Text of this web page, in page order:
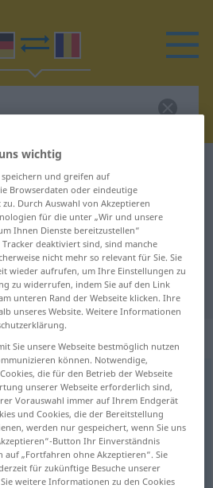
Übersetzung
: Neutrum, sächlich
<Mannequins;Mannequins>
anklicken/antippen)
wichtig
und greifen auf
Browserdaten oder eindeutige
Durch Auswahl von Akzeptieren
für die unter „Wir und unsere
Ihnen Dienste bereitzustellen“
deaktiviert sind, sind manche
nicht mehr so relevant für Sie. Sie
wieder aufrufen, um Ihre Einstellungen zu
zu widerrufen, indem Sie auf den Link
unteren Rand der Webseite klicken. Ihre
unseres Website. Weitere Informationen
Sie unsere Webseite bestmöglich nutzen
können. Notwendige,
die für den Betrieb der Webseite
unserer Webseite erforderlich sind,
Vorauswahl immer auf Ihrem Endgerät
und Cookies, die der Bereitstellung
werden nur gespeichert, wenn Sie uns
Button Ihr Einverständnis
auf „Fortfahren ohne Akzeptieren“. Sie
für zukünftige Besuche unserer
weitere Informationen zu den Cookies